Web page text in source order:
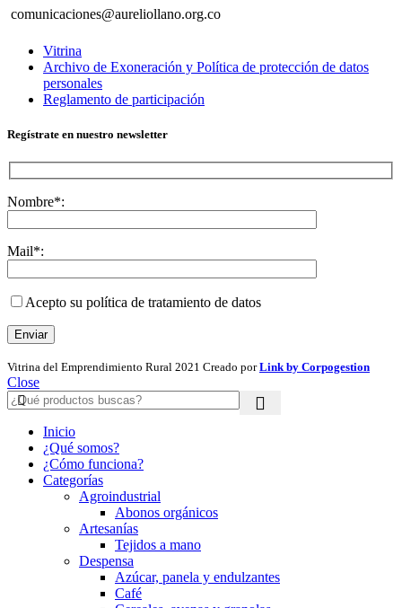
comunicaciones@aureliollano.org.co
Vitrina
Archivo de Exoneración y Política de protección de datos
personales
Reglamento de participación
Regístrate en nuestro newsletter
Nombre*:
Mail*:
Acepto su política de tratamiento de datos
Vitrina del Emprendimiento Rural 2021 Creado porLink by Corpogestion
Close
Inicio
¿Qué somos?
¿Cómo funciona?
Categorías
Agroindustrial
Abonos orgánicos
Artesanías
Tejidos a mano
Despensa
Azúcar, panela y endulzantes
Café